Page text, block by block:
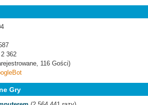
362
116 Gości)
Gry